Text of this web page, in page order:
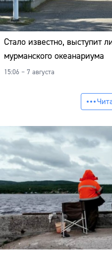
Стало известно, выступит
мурманского океанариума
15:06 – 7 августа